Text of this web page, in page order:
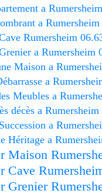
a
a
Rumersheim
a Rumersheim
Maison a
a
Meubles a
décès a
a
Héritage a
Maison
Cave
Grenier